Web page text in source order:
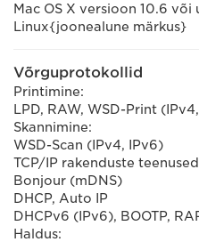
Mac OS X versioon 10.6 või
Linux{joonealune märkus}
Võrguprotokollid
Printimine:
LPD, RAW, WSD-Print
Skannimine:
WSD-Scan (IPv4, IPv6)
TCP/IP rakenduste
Bonjour (mDNS)
DHCP, Auto IP
DHCPv6 (IPv6), BOOTP,
Haldus: